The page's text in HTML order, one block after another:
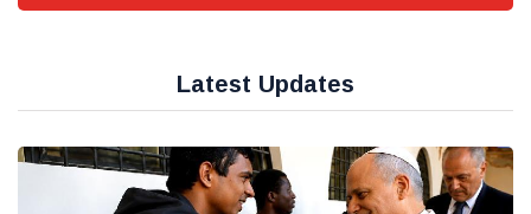
Latest Updates